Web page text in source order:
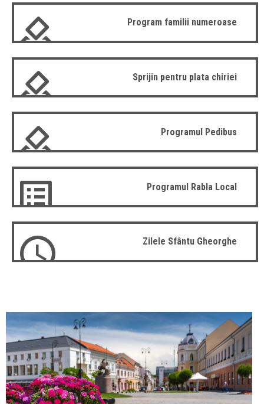
Program familii numeroase
Sprijin pentru plata chiriei
Programul Pedibus
Programul Rabla Local
Zilele Sfântu Gheorghe